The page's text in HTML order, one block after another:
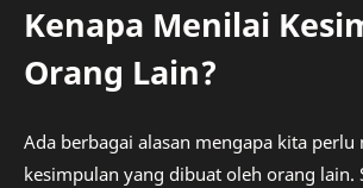
Kenapa Menilai
Orang Lain?
Ada berbagai alasan mengapa kita perlu
kesimpulan yang dibuat oleh orang lain.